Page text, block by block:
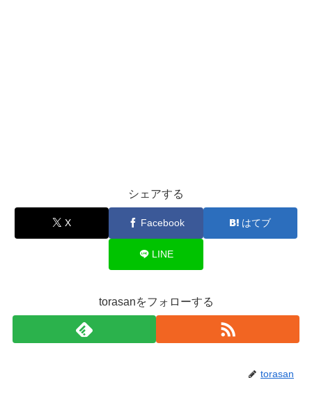
シェアする
X Facebook はてブ
LINE
torasanをフォローする
torasan